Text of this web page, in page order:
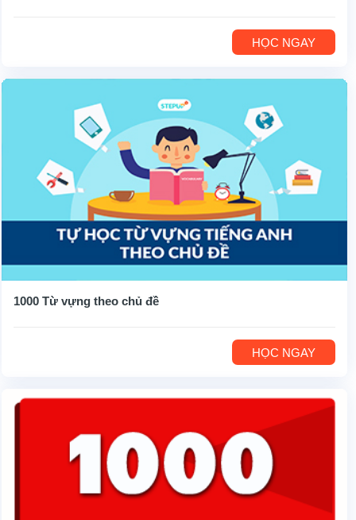
HỌC NGAY
1000 Từ vựng theo chủ đề
HỌC NGAY